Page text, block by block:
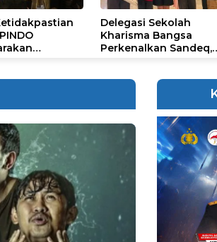
Delegasi Sekolah
Kharisma Bangsa
Perkenalkan Sandeq,
STEAM Olympiad